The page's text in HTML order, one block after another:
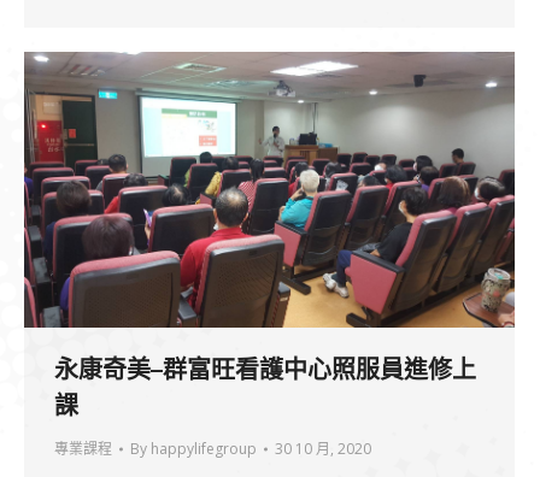
永康奇美–群富旺看護中心照服員進修上
課
專業課程 By happylifegroup 30 10 月, 2020